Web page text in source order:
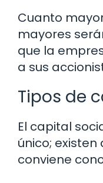
Cuanto
mayores
que la
a sus
Tipos de
El capital
único;
conviene